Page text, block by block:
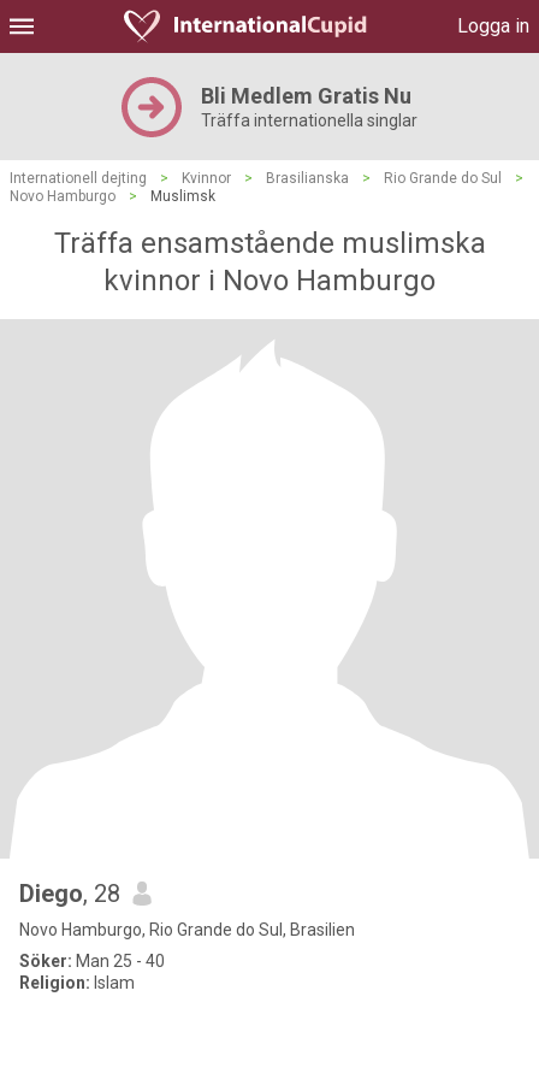
Logga in
Bli Medlem Gratis Nu
Träffa internationella singlar
Internationell dejting > Kvinnor > Brasilianska > Rio Grande do Sul
>
Novo Hamburgo
> Muslimsk
Träffa ensamstående muslimska
kvinnor i Novo Hamburgo
Diego, 28
Novo Hamburgo, Rio Grande do Sul, Brasilien
Söker: Man 25 - 40
Religion: Islam